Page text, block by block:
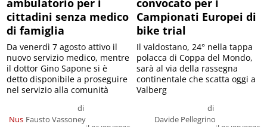
cittadini senza medico
di famiglia
di
Fausto Vassoney
Da venerdì 7 agosto attivo il
nuovo servizio medico, mentre
il dottor Gino Sapone si è
detto disponibile a proseguire
nel servizio alla comunità
Campionati Europei di
bike trial
Davide Pellegrino
Il valdostano, 24° nella tappa
polacca di Coppa del Mondo,
sarà al via della rassegna
continentale che scatta oggi a
Valberg